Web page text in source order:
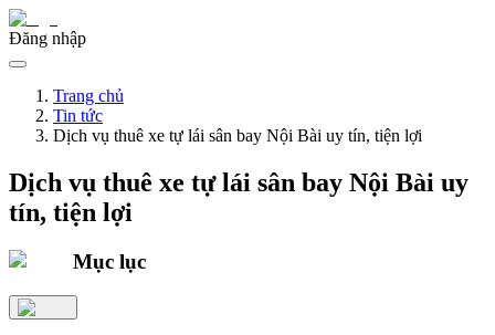
Đăng nhập
Trang chủ
Tin tức
Dịch vụ thuê xe tự lái sân bay Nội Bài uy tín, tiện lợi
Dịch vụ thuê xe tự lái sân bay Nội Bài uy
tín, tiện lợi
Mục lục